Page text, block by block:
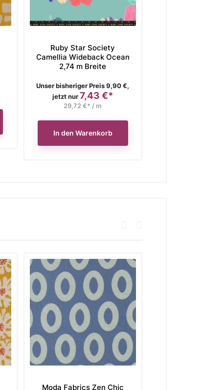
Ruby Star Society
Camellia Wideback Ocean
2,74 m Breite
Verkaufspreis
Unser bisheriger Preis 9,90 €,
jetzt nur Preis
7,43 €*
29,72 €* / m
In den Warenkorb
Moda Fabrics Zen Chic